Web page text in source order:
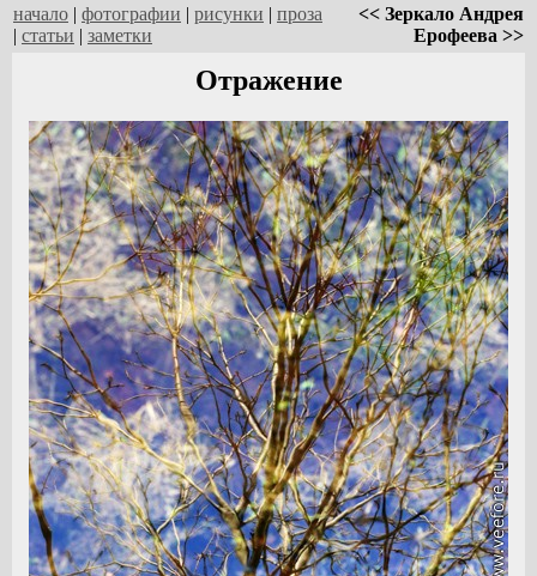
начало | фотографии | рисунки | проза
| статьи | заметки
<< Зеркало Андрея
Ерофеева >>
Отражение